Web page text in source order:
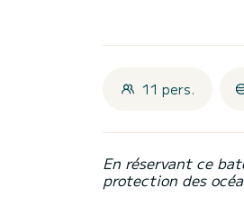
11 pers.
En réservant ce
protection des